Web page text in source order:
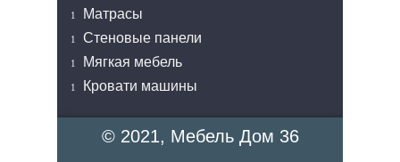
Матрасы
Стеновые панели
Мягкая мебель
Кровати машины
© 2021, Мебель Дом 36